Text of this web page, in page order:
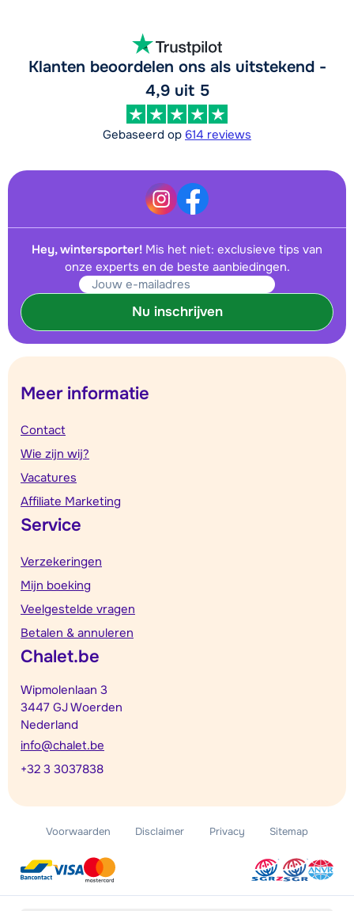
Klanten beoordelen ons als uitstekend -
4,9 uit 5
Gebaseerd op 614 reviews
Hey, wintersporter! Mis het niet: exclusieve tips van
onze experts en de beste aanbiedingen.
Nu inschrijven
Meer informatie
Contact
Wie zijn wij?
Vacatures
Affiliate Marketing
Service
Verzekeringen
Mijn boeking
Veelgestelde vragen
Betalen & annuleren
Chalet.be
Wipmolenlaan 3
3447 GJ Woerden
Nederland
info@chalet.be
+32 3 3037838
Voorwaarden Disclaimer Privacy Sitemap